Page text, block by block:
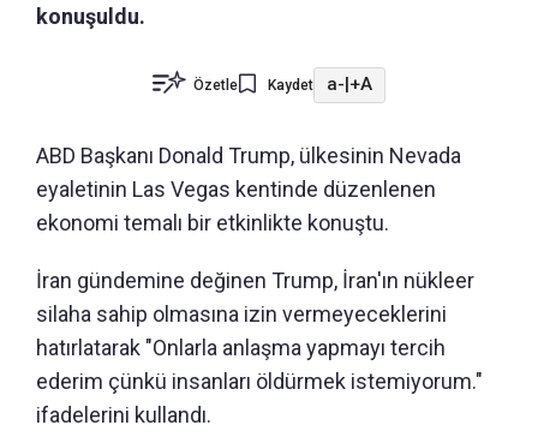
konuşuldu.
Özetle Kaydet a-|+A
ABD Başkanı Donald Trump, ülkesinin Nevada
eyaletinin Las Vegas kentinde düzenlenen
ekonomi temalı bir etkinlikte konuştu.
İran gündemine değinen Trump, İran'ın nükleer
silaha sahip olmasına izin vermeyeceklerini
hatırlatarak "Onlarla anlaşma yapmayı tercih
ederim çünkü insanları öldürmek istemiyorum."
ifadelerini kullandı.